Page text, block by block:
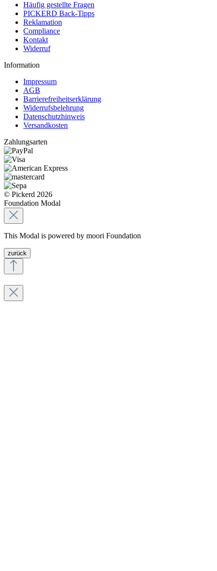
Häufig gestellte Fragen
PICKERD Back-Tipps
Reklamation
Compliance
Kontakt
Widerruf
Information
Impressum
AGB
Barrierefreiheitserklärung
Widerrufsbelehrung
Datenschutzhinweis
Versandkosten
Zahlungsarten
© Pickerd 2026
Foundation Modal
This Modal is powered by moori Foundation
zurück